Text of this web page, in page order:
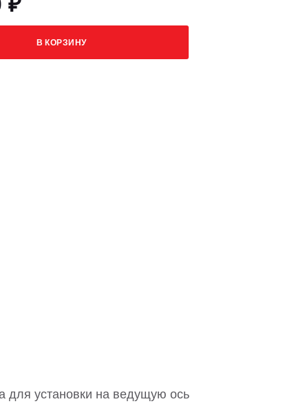
В КОРЗИНУ
для установки на ведущую ось